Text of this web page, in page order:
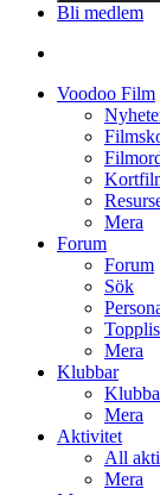
Bli medlem
Voodoo Film
Mera
Forum
Forum
Sök
Mera
Klubbar
Mera
Aktivitet
All
Mera